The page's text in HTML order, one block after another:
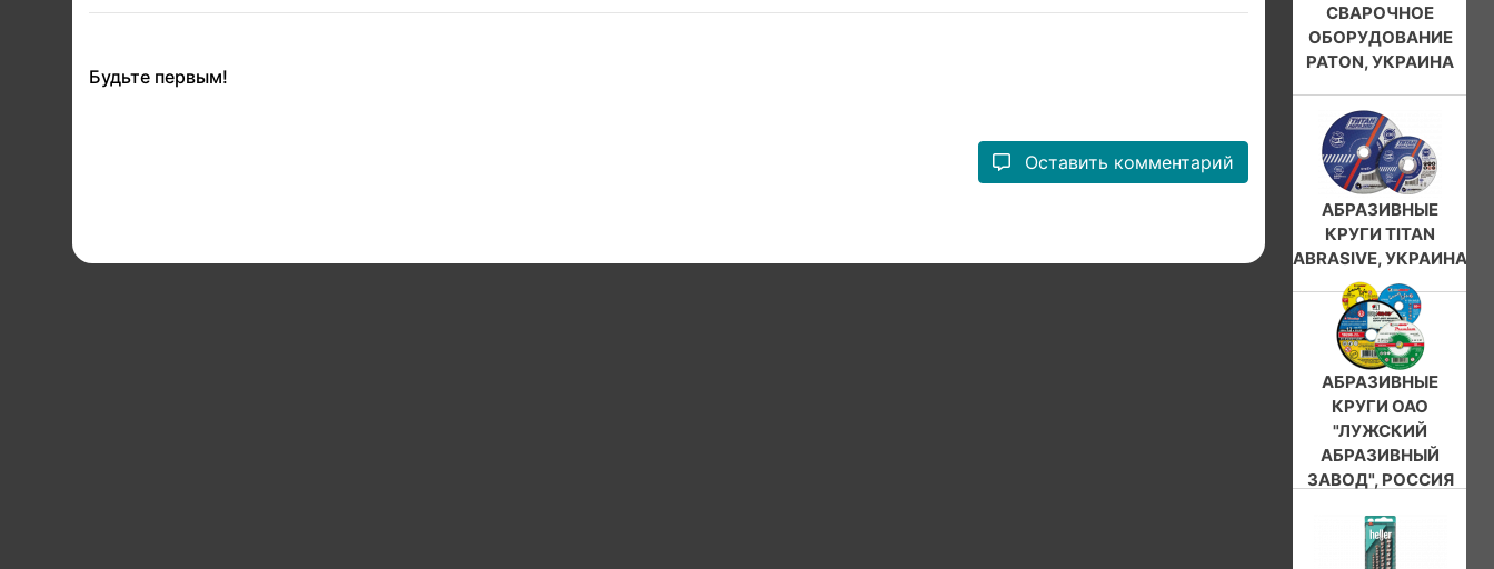
Будьте первым!
Оставить комментарий
СВАРОЧНОЕ
ОБОРУДОВАНИЕ
PATON, УКРАИНА
АБРАЗИВНЫЕ
КРУГИ TITAN
ABRASIVE, УКРАИНА
АБРАЗИВНЫЕ
КРУГИ ОАО
"ЛУЖСКИЙ
АБРАЗИВНЫЙ
ЗАВОД", РОССИЯ